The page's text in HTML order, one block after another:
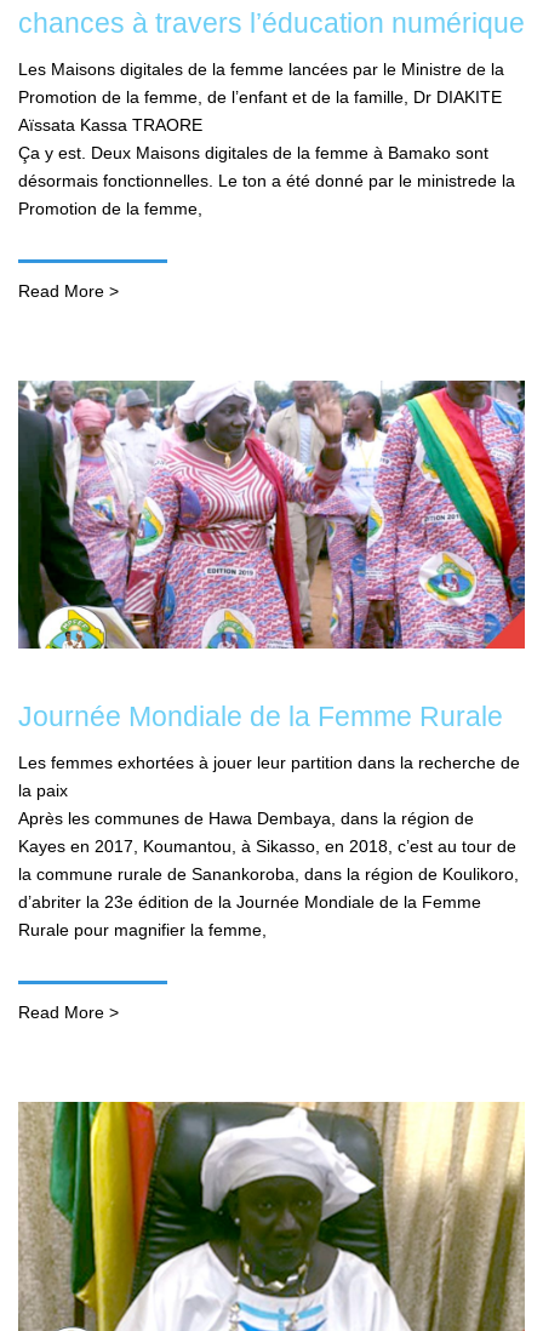
chances à travers l’éducation numérique
Les Maisons digitales de la femme lancées par le Ministre de la
Promotion de la femme, de l’enfant et de la famille, Dr DIAKITE
Aïssata Kassa TRAORE
Ça y est. Deux Maisons digitales de la femme à Bamako sont
désormais fonctionnelles. Le ton a été donné par le ministrede la
Promotion de la femme,
Read More >
Journée Mondiale de la Femme Rurale
Les femmes exhortées à jouer leur partition dans la recherche de
la paix
Après les communes de Hawa Dembaya, dans la région de
Kayes en 2017, Koumantou, à Sikasso, en 2018, c’est au tour de
la commune rurale de Sanankoroba, dans la région de Koulikoro,
d’abriter la 23e édition de la Journée Mondiale de la Femme
Rurale pour magnifier la femme,
Read More >